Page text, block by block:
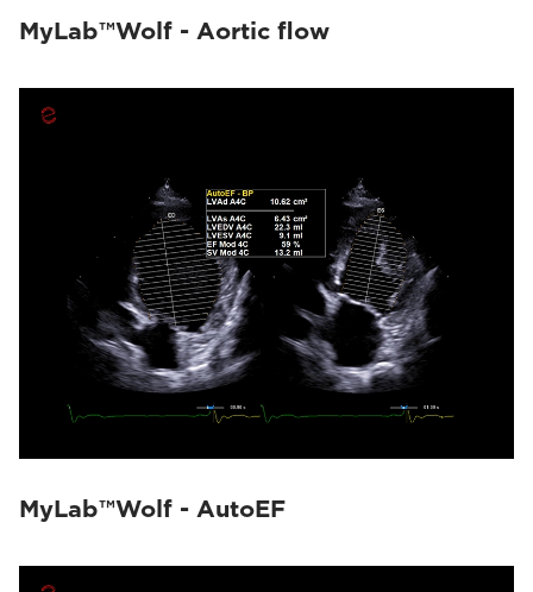
MyLab™Wolf - Aortic flow
MyLab™Wolf - AutoEF